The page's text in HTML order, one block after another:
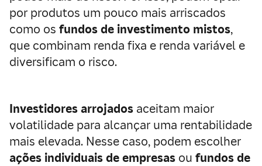
por produtos um pouco mais arriscados
como os fundos de investimento mistos,
que combinam renda fixa e renda variável e
diversificam o risco.
Investidores arrojados aceitam maior
volatilidade para alcançar uma rentabilidade
mais elevada. Nesse caso, podem escolher
ações individuais de empresas ou fundos de